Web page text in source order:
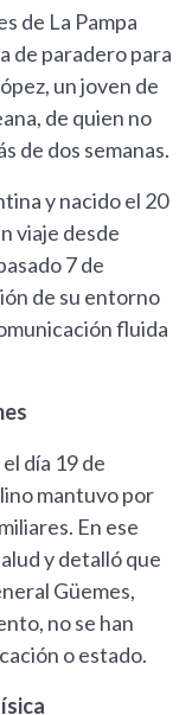
de La Pampa
de paradero para
un joven de
de quien no
de dos semanas.
y nacido el 20
viaje desde
7 de
de su entorno
fluida
día 19 de
mantuvo por
En ese
y detalló que
Güemes,
no se han
o estado.